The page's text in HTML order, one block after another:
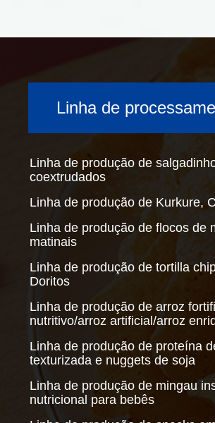
Linha de
Linha de produção de
coextrudados
Linha de produção de Kurkure,
Linha de produção de flocos de
matinais
Linha de produção de tortilla
Doritos
Linha de produção de arroz
nutritivo/arroz artificial/arroz
Linha de produção de proteína
texturizada e nuggets de soja
Linha de produção de mingau
nutricional para bebês